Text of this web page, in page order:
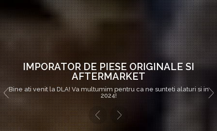
DISTRIBUITOR LA NIVEL NATIONAL
Bine ati venit la DLA! Va multumim pentru ca ne sunteti alaturi si in
2024!